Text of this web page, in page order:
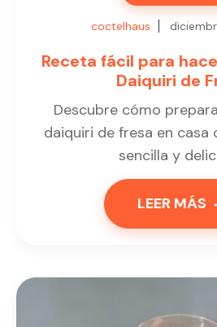
coctelhaus
Receta fácil para
Daiquiri de
Descubre cómo
daiquiri de fresa en
sencilla y
LEER MÁS